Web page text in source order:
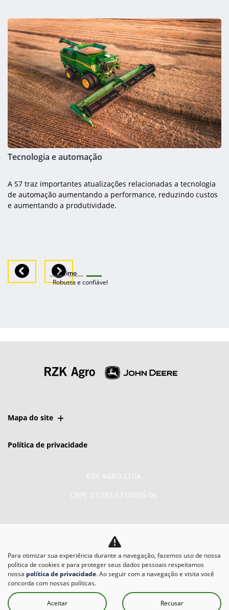
Tecnologia e automação
A S7 traz importantes atualizações relacionadas a tecnologia
de automação aumentando a performance, reduzindo custos
e aumentando a produtividade.
Previous Next
Próximo
Robusta e confiável
Mapa do site
Política de privacidade
RZK AGRO LTDA
CNPJ: 07.685.671/0005-06
No trânsito, enxergar o
outro salva vidas.
Para otimizar sua experiência durante a navegação, fazemos uso de nossa
política de cookies e para proteger seus dados pessoais respeitamos
nossa política de privacidade. Ao seguir com a navegação e visita você
concorda com nossas políticas.
Aceitar Recusar